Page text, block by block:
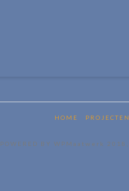
HOME PROJECTEN
POWERED BY WPMaatwerk 2018,